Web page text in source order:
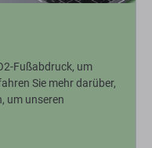
Fußabdruck, um
Sie mehr darüber,
um unseren